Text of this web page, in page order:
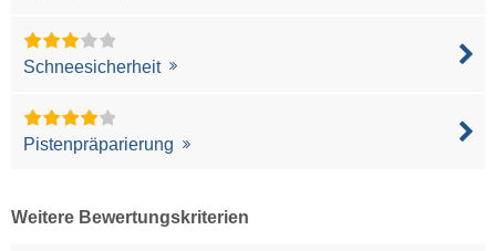
Schneesicherheit
Pistenpräparierung
Weitere Bewertungskriterien